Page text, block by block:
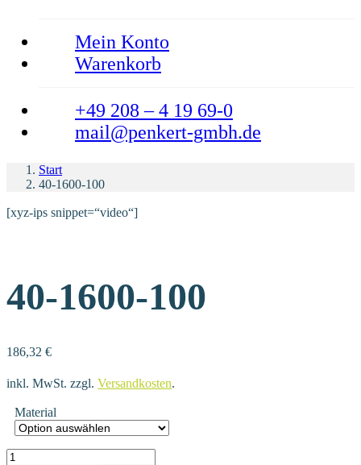
Mein Konto
Warenkorb
+49 208 – 4 19 69-0
mail@penkert-gmbh.de
Start
40-1600-100
[xyz-ips snippet=“video“]
40-1600-100
186,32 €
inkl. MwSt. zzgl. Versandkosten.
Material
40-1600-100 Menge